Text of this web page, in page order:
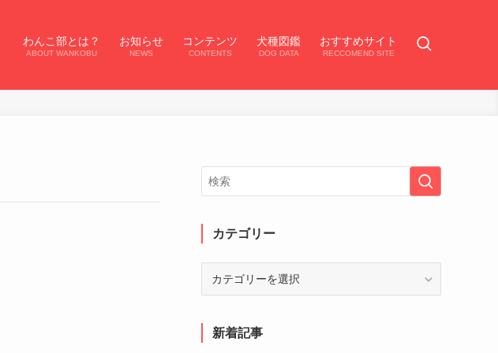
わんこ部とは？
ABOUT WANKOBU
お知らせ
NEWS
コンテンツ
CONTENTS
犬種図鑑
DOG DATA
おすすめサイト
RECCOMEND SITE
カテゴリー
リ
新着記事